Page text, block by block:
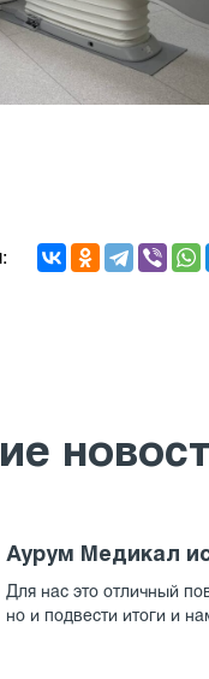
Аурум Медикал
Для нас это отличный
но и подвести итоги и